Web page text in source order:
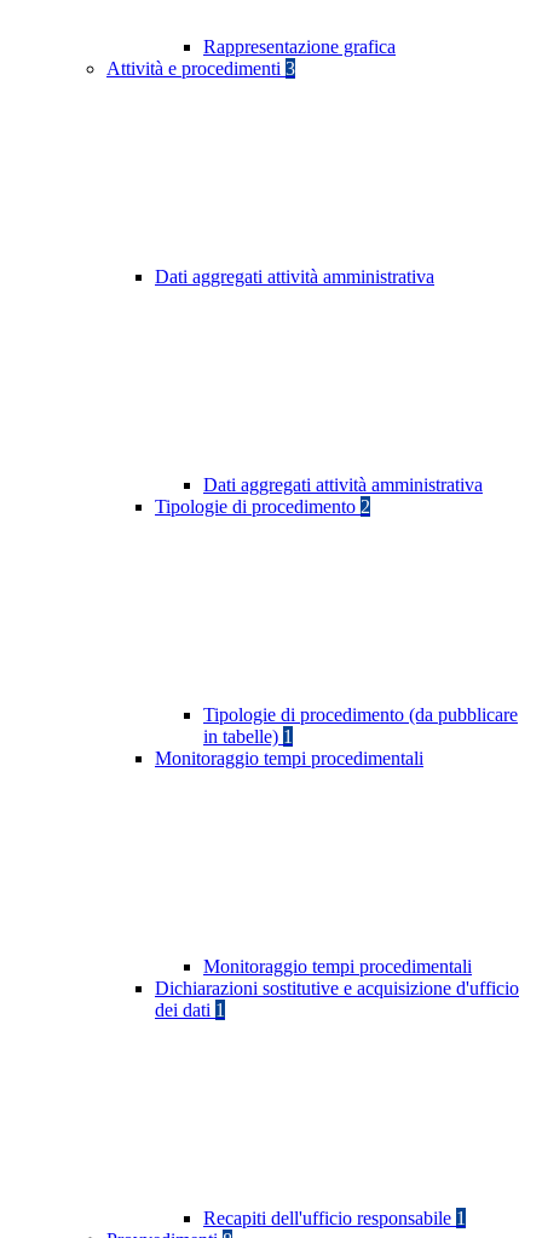
Rappresentazione grafica
Attività e procedimenti 3
Dati aggregati attività amministrativa
Dati aggregati attività amministrativa
Tipologie di procedimento 2
Tipologie di procedimento (da pubblicare
in tabelle) 1
Monitoraggio tempi procedimentali
Monitoraggio tempi procedimentali
Dichiarazioni sostitutive e acquisizione d'ufficio
dei dati 1
Recapiti dell'ufficio responsabile 1